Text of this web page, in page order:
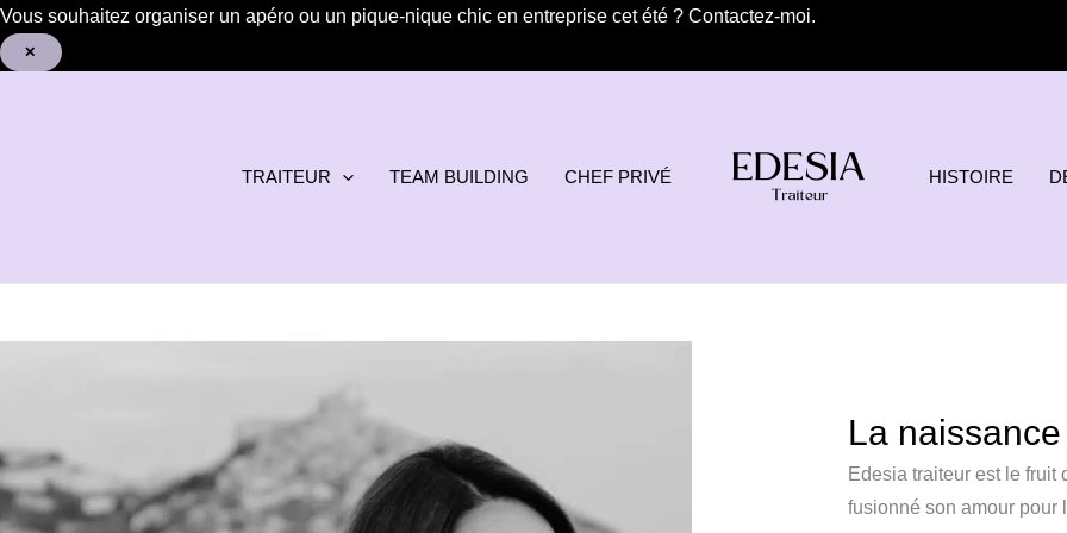
Aller
au
Vous souhaitez organiser un apéro ou un pique-nique chic en entreprise cet été ? Contactez-moi.
✕
TRAITEUR TEAM BUILDING CHEF PRIVÉ HISTOIRE
La
Edesia traiteur est le fruit
fusionné son amour pour